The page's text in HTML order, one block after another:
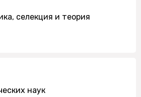
селекция и теория
наук